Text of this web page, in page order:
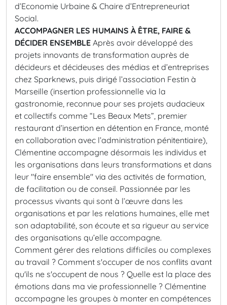
d’Economie Urbaine & Chaire d’Entrepreneuriat
Social.
ACCOMPAGNER LES HUMAINS À ÊTRE, FAIRE &
DÉCIDER ENSEMBLE Après avoir développé des
projets innovants de transformation auprès de
décideurs et décideuses des médias et d’entreprises
chez Sparknews, puis dirigé l’association Festin à
Marseille (insertion professionnelle via la
gastronomie, reconnue pour ses projets audacieux
et collectifs comme “Les Beaux Mets”, premier
restaurant d’insertion en détention en France, monté
en collaboration avec l’administration pénitentiaire),
Clémentine accompagne désormais les individus et
les organisations dans leurs transformations et dans
leur "faire ensemble" via des activités de formation,
de facilitation ou de conseil. Passionnée par les
processus vivants qui sont à l’œuvre dans les
organisations et par les relations humaines, elle met
son adaptabilité, son écoute et sa rigueur au service
des organisations qu’elle accompagne.
Comment gérer des relations difficiles ou complexes
au travail ? Comment s'occuper de nos conflits avant
qu'ils ne s'occupent de nous ? Quelle est la place des
émotions dans ma vie professionnelle ? Clémentine
accompagne les groupes à monter en compétences